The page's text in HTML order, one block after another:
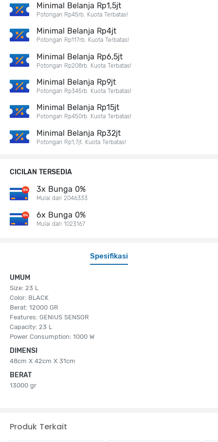
Spesifikasi
UMUM
Size: 23 L
Color: BLACK
Berat: 12000 GR
Features: GENIUS SENSOR
Capacity: 23 L
Power Consumption: 1000 W
DIMENSI
48cm X 42cm X 31cm
BERAT
13000 gr
Minimal Belanja Rp1,5jt
Potongan Rp45rb. Kuota Terbatas!
Minimal Belanja Rp4jt
Potongan Rp117rb. Kuota Terbatas!
Minimal Belanja Rp6,5jt
Potongan Rp208rb. Kuota Terbatas!
Minimal Belanja Rp9jt
Potongan Rp345rb. Kuota Terbatas!
Minimal Belanja Rp15jt
Potongan Rp450rb. Kuota Terbatas!
Minimal Belanja Rp32jt
Potongan Rp1,7jt. Kuota Terbatas!
CICILAN TERSEDIA
3x Bunga 0%
Mulai dari 2046333
6x Bunga 0%
Mulai dari 1023167
Produk Terkait